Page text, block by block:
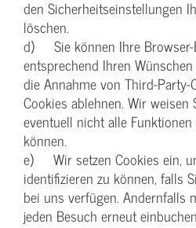
den Sicherheitseinstellungen
löschen.
d) Sie können Ihre Browser-
entsprechend Ihren
die Annahme von Third-Party-
Cookies ablehnen. Wir
eventuell nicht alle
können.
e) Wir setzen Cookies ein,
identifizieren zu können, falls
bei uns verfügen. Andernfalls
jeden Besuch erneut